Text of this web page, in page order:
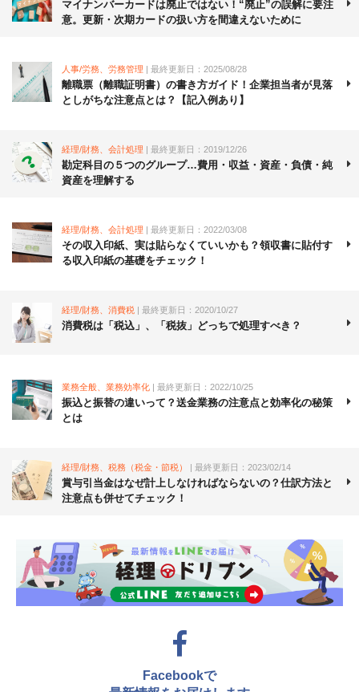
マイナンバーカードは廃止ではない！“廃止”の誤解に要注
意。更新・次期カードの扱い方を間違えないために
人事/労務、労務管理 | 最終更新日：2025/08/28
離職票（離職証明書）の書き方ガイド！企業担当者が見落
としがちな注意点とは？【記入例あり】
経理/財務、会計処理 | 最終更新日：2019/12/26
勘定科目の５つのグループ…費用・収益・資産・負債・純
資産を理解する
経理/財務、会計処理 | 最終更新日：2022/03/08
その収入印紙、実は貼らなくていいかも？領収書に貼付す
る収入印紙の基礎をチェック！
経理/財務、消費税 | 最終更新日：2020/10/27
消費税は「税込」、「税抜」どっちで処理すべき？
業務全般、業務効率化 | 最終更新日：2022/10/25
振込と振替の違いって？送金業務の注意点と効率化の秘策
とは
経理/財務、税務（税金・節税） | 最終更新日：2023/02/14
賞与引当金はなぜ計上しなければならないの？仕訳方法と
注意点も併せてチェック！
Facebookで